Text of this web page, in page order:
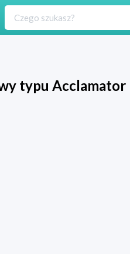
typu Acclamator